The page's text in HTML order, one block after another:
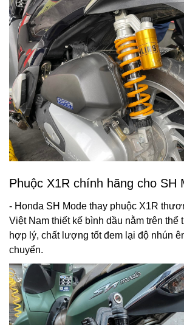
Phuộc X1R chính hãng cho SH
- Honda SH Mode thay phuộc X1R
Việt Nam thiết kế bình dầu nằm trên thể
hợp lý, chất lượng tốt đem lại độ nhún
chuyển.